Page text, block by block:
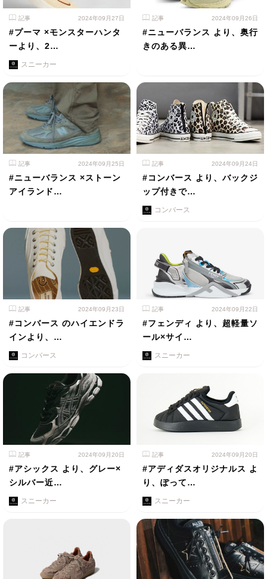
記事 2024年09月27日
#プーマ ×モンスターハンタ
ーより、2…
スニーカー
記事 2024年09月26日
#ニューバランス より、奥行
きのある異…
記事 2024年09月25日
#ニューバランス ×ストーン
アイランド…
記事 2024年09月24日
#コンバース より、バックジ
ップ付きで…
コンバース
記事 2024年09月23日
#コンバース のハイエンドラ
インより、…
コンバース
記事 2024年09月22日
#フェンディ より、超軽量ソ
ール×サイ…
スニーカー
記事 2024年09月20日
#アシックス より、グレー×
シルバー近…
スニーカー
記事 2024年09月20日
#アディダスオリジナルス よ
り、ぽって…
スニーカー